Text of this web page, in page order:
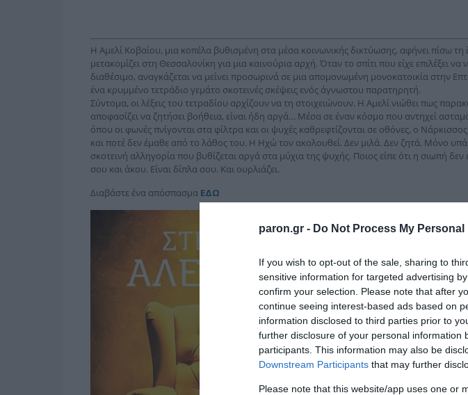
paron.gr - Do Not Process My
If you wish to opt-out of the sale, sharing to
sensitive information for targeted advertising
confirm your selection. Please note that after
continue seeing interest-based ads based on
information disclosed to third parties prior to
further disclosure of your personal information
participants. This information may also be
Downstream Participants that may further
Please note that this website/app uses one or
Η Αμελί Κοβαίου, μια κοπέλα βυθισμένη στα μέσα κοινωνικής δικτύω­σης, αφήνει πίσω
μετακομίζει στη Θεσσαλονίκη για μια καινούρια αρχή. Όταν το σπίτι που είχε επιλέξει να
διαθέσιμο, αναγκάζεται να μείνει προσωρινά σε μια απομονωμένη μονοκατοικία στην
ένα κρυμμένο τετράδιο γεμάτο σκοτεινές σκέψεις ενός άγνωστου παρατηρητή.
Σύντομα, οι λέξεις του τετραδίου αρχίζουν να τη στοιχειώνουν. Η Αμελί νιώθει πως
αποφασίζει να ζητήσει βοήθεια, είναι ήδη αργά… Μέσα σε έναν κόσμο που αντηχεί
όπου οι φωνές πνίγονται στα φίλτρα και οι ψυχές καθρεφτίζονται σε οθόνες, o
και ποτέ δεν έμαθε από το λάθος του. Η Ηχώ τον ακολουθεί. Δεν μιλά. Δεν ζητά. Μόνο
σκοτεινή αλληγορία που βυθίζεται αργά στα μύχια της ψυχής. Ποιος είπε ότι η σιωπή δεν
σου και άκου. Είναι δίπλα σου. Και ουρλιάζει.
Διαβάστε ένα απόσπασμα ΕΔΩ